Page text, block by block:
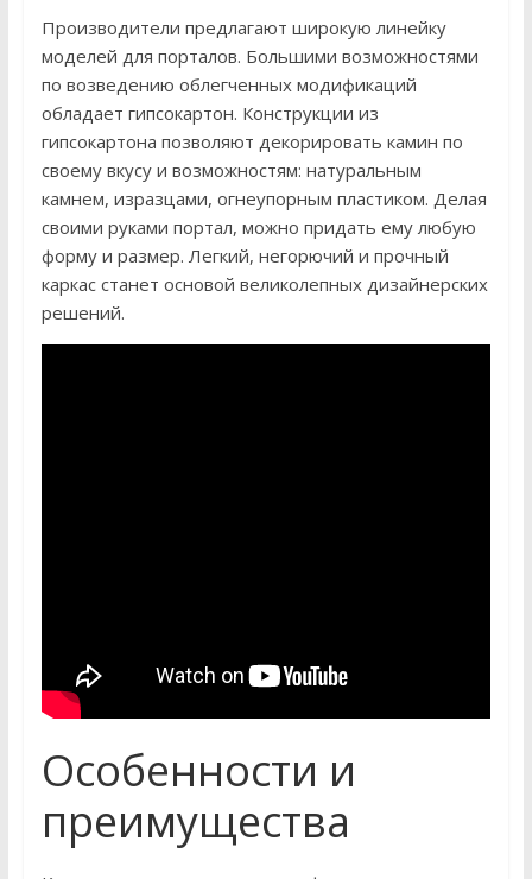
Производители предлагают широкую линейку
моделей для порталов. Большими возможностями
по возведению облегченных модификаций
обладает гипсокартон. Конструкции из
гипсокартона позволяют декорировать камин по
своему вкусу и возможностям: натуральным
камнем, изразцами, огнеупорным пластиком. Делая
своими руками портал, можно придать ему любую
форму и размер. Легкий, негорючий и прочный
каркас станет основой великолепных дизайнерских
решений.
Особенности и
преимущества